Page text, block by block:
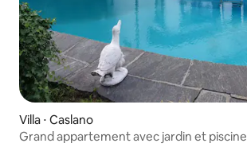
Villa ⋅ Caslano
Grand appartement avec jardin et piscine